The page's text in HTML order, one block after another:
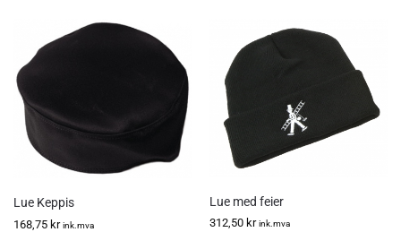
Lue Keppis
168,75 kr ink.mva
Lue med feier
312,50 kr ink.mva